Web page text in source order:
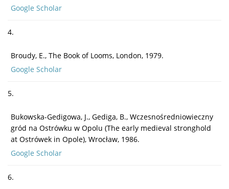
Google Scholar
4.
Broudy, E., The Book of Looms, London, 1979.
Google Scholar
5.
Bukowska-Gedigowa, J., Gediga, B., Wczesnośredniowieczny
gród na Ostrówku w Opolu (The early medieval stronghold
at Ostrówek in Opole), Wrocław, 1986.
Google Scholar
6.